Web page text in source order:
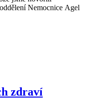
Nemocnice Agel
zdraví